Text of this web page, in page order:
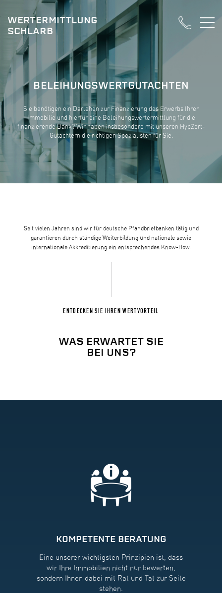
WERTERMITTLUNG
SCHLARB
BELEIHUNGSWERTGUTACHTEN
Sie benötigen ein Darlehen zur Finanzierung des Erwerbs Ihrer
Immobilie und hierfür eine Beleihungswertermittlung für die
finanzierende Bank? Wir haben insbesondere mit unseren HypZert-
Gutachtern die richtigen Spezialisten für Sie.
Seit vielen Jahren sind wir für deutsche Pfandbriefbanken tätig und
garantieren durch ständige Weiterbildung und nationale sowie
internationale Akkreditierung ein entsprechendes Know-How.
ENTDECKEN SIE IHREN WERTVORTEIL
WAS ERWARTET SIE
BEI UNS?
KOMPETENTE BERATUNG
Eine unserer wichtigsten Prinzipien ist, dass
wir Ihre Immobilien nicht nur bewerten,
sondern Ihnen dabei mit Rat und Tat zur Seite
stehen.